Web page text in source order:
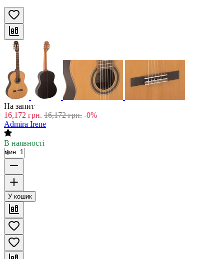
На запит
16,172 грн. 16,172 грн. -0%
Admira Irene
В наявності
мин. 1
У кошик